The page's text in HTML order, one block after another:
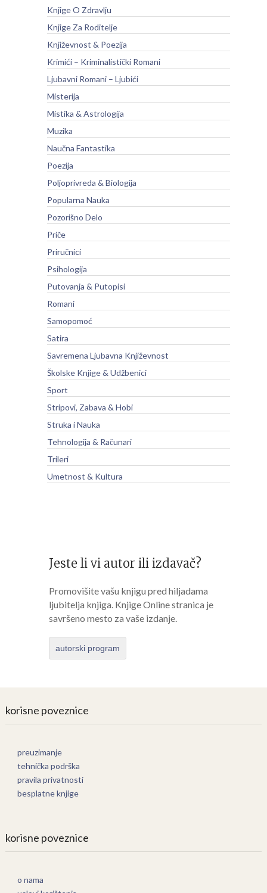
Knjige O Zdravlju
Knjige Za Roditelje
Književnost & Poezija
Krimići – Kriminalistički Romani
Ljubavni Romani – Ljubići
Misterija
Mistika & Astrologija
Muzika
Naučna Fantastika
Poezija
Poljoprivreda & Biologija
Popularna Nauka
Pozorišno Delo
Priče
Priručnici
Psihologija
Putovanja & Putopisi
Romani
Samopomoć
Satira
Savremena Ljubavna Književnost
Školske Knjige & Udžbenici
Sport
Stripovi, Zabava & Hobi
Struka i Nauka
Tehnologija & Računari
Trileri
Umetnost & Kultura
Jeste li vi autor ili izdavač?
Promovišite vašu knjigu pred hiljadama
ljubitelja knjiga. Knjige Online stranica je
savršeno mesto za vaše izdanje.
autorski program
korisne poveznice
preuzimanje
tehnička podrška
pravila privatnosti
besplatne knjige
korisne poveznice
o nama